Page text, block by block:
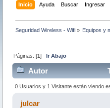
Inicio Ayuda Buscar Ingresar
Seguridad Wireless - Wifi » Equipos y
Páginas: [1]Ir Abajo
Autor
0 Usuarios y 1 Visitante están viendo
julcar